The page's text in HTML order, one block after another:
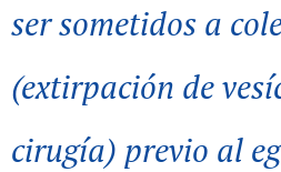
ser sometidos a
(extirpación de
cirugía) previo al